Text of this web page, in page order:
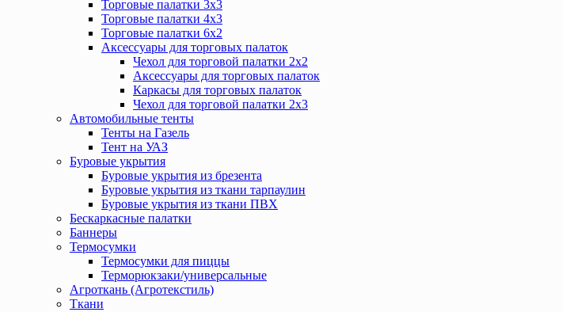
Торговые палатки 3х3
Торговые палатки 4х3
Торговые палатки 6х2
Аксессуары для торговых палаток
Чехол для торговой палатки 2х2
Аксессуары для торговых палаток
Каркасы для торговых палаток
Чехол для торговой палатки 2х3
Автомобильные тенты
Тенты на Газель
Тент на УАЗ
Буровые укрытия
Буровые укрытия из брезента
Буровые укрытия из ткани тарпаулин
Буровые укрытия из ткани ПВХ
Бескаркасные палатки
Баннеры
Термосумки
Термосумки для пиццы
Терморюкзаки/универсальные
Агроткань (Агротекстиль)
Ткани